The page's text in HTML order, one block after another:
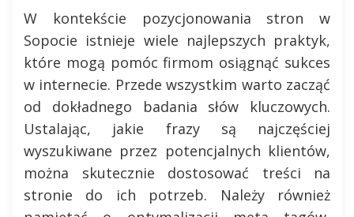
W kontekście pozycjonowania stron w
Sopocie istnieje wiele najlepszych praktyk,
które mogą pomóc firmom osiągnąć sukces
w internecie. Przede wszystkim warto zacząć
od dokładnego badania słów kluczowych.
Ustalając, jakie frazy są najczęściej
wyszukiwane przez potencjalnych klientów,
można skutecznie dostosować treści na
stronie do ich potrzeb. Należy również